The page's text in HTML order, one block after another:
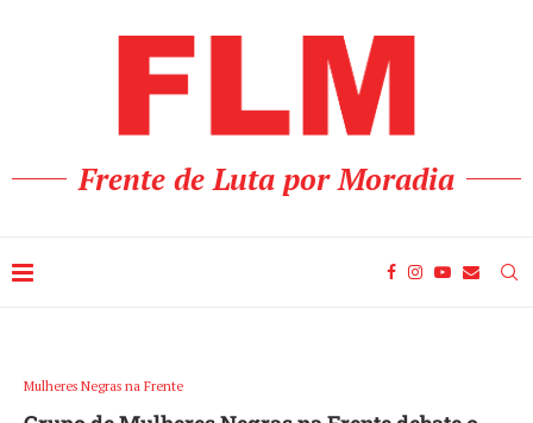
Frente de Luta por Moradia
Mulheres Negras na Frente